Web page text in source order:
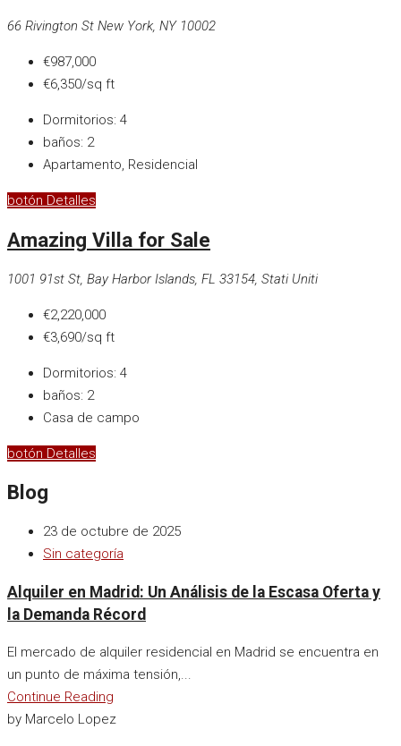
66 Rivington St New York, NY 10002
€987,000
€6,350/sq ft
Dormitorios: 4
baños: 2
Apartamento, Residencial
botón Detalles
Amazing Villa for Sale
1001 91st St, Bay Harbor Islands, FL 33154, Stati Uniti
€2,220,000
€3,690/sq ft
Dormitorios: 4
baños: 2
Casa de campo
botón Detalles
Blog
23 de octubre de 2025
Sin categoría
Alquiler en Madrid: Un Análisis de la Escasa Oferta y
la Demanda Récord
El mercado de alquiler residencial en Madrid se encuentra en
un punto de máxima tensión,...
Continue Reading
by Marcelo Lopez